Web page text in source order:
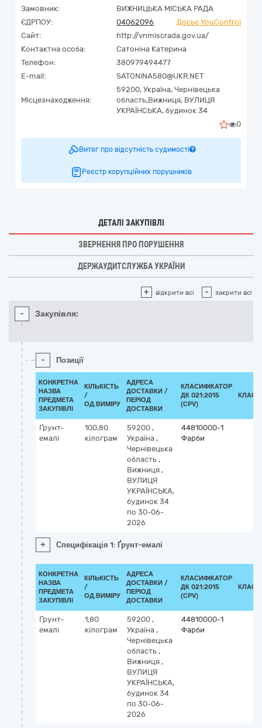
Замовник:
ВИЖНИЦЬКА МІСЬКА РАДА
ЄДРПОУ:
04062096
Досьє YouControl
Сайт:
http://vnmiscrada.gov.ua/
Контактна особа:
Сатоніна Катерина
Телефон:
380979494477
E-mail:
SATONINA580@UKR.NET
Місцезнаходження:
59200, Україна, Чернівецька
область,Вижниця, ВУЛИЦЯ
УКРАЇНСЬКА, будинок 34
0
Витяг про відсутність судимості
Реєстр корупційних порушників
ДЕТАЛІ ЗАКУПІВЛІ
ЗВЕРНЕННЯ ПРО ПОРУШЕННЯ
ДЕРЖАУДИТСЛУЖБА УКРАЇНИ
+ відкрити всі - закрити всі
- Закупівля:
- Позиції
КОНКРЕТНА
НАЗВА
ПРЕДМЕТА
ЗАКУПІВЛІ
КІЛЬКІСТЬ
/
ОД.ВИМІРУ
АДРЕСА
ДОСТАВКИ /
ПЕРІОД
ДОСТАВКИ
КЛАСИФІКАТОР
ДК 021:2015
(CPV)
Ґрунт-
емалі
100,80
кілограм
59200 ,
Україна ,
Чернівецька
область ,
Вижниця ,
ВУЛИЦЯ
УКРАЇНСЬКА,
будинок 34
по 30-06-
2026
44810000-1
Фарби
+ Специфікація 1: Ґрунт-емалі
КОНКРЕТНА
НАЗВА
ПРЕДМЕТА
ЗАКУПІВЛІ
КІЛЬКІСТЬ
/
ОД.ВИМІРУ
АДРЕСА
ДОСТАВКИ /
ПЕРІОД
ДОСТАВКИ
КЛАСИФІКАТОР
ДК 021:2015
(CPV)
Ґрунт-
емалі
1,80
кілограм
59200 ,
Україна ,
Чернівецька
область ,
Вижниця ,
ВУЛИЦЯ
УКРАЇНСЬКА,
будинок 34
по 30-06-
2026
44810000-1
Фарби